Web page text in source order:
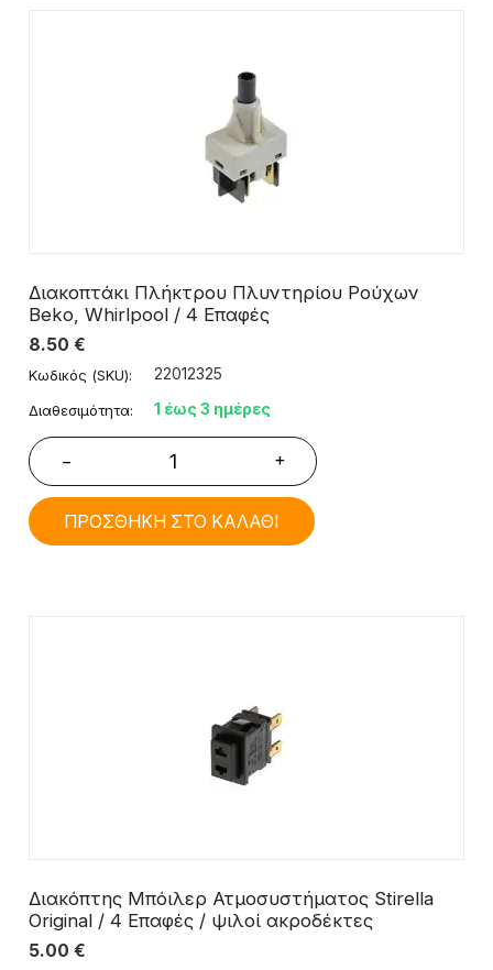
Διακοπτάκι Πλήκτρου Πλυντηρίου Ρούχων
Beko, Whirlpool / 4 Επαφές
8.50 €
Κωδικός (SKU): 22012325
Διαθεσιμότητα: 1 έως 3 ημέρες
− +
ΠΡΟΣΘΗΚΗ ΣΤΟ ΚΑΛΑΘΙ
Διακόπτης Μπόιλερ Ατμοσυστήματος Stirella
Original / 4 Επαφές / ψιλοί ακροδέκτες
5.00 €